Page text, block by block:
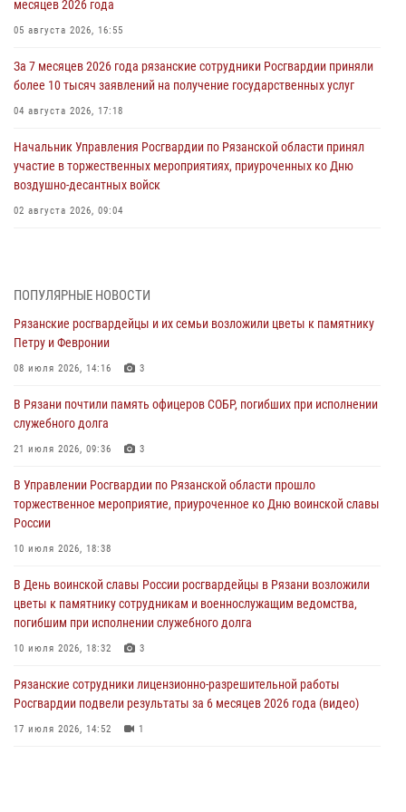
месяцев 2026 года
05 августа 2026, 16:55
За 7 месяцев 2026 года рязанские сотрудники Росгвардии приняли
более 10 тысяч заявлений на получение государственных услуг
04 августа 2026, 17:18
Начальник Управления Росгвардии по Рязанской области принял
участие в торжественных мероприятиях, приуроченных ко Дню
воздушно-десантных войск
02 августа 2026, 09:04
Для детей рязанских росгвардейцев в историческом музее провели
экскурсию по экспозиции, посвящённой губернской эпохе
В Управлении Росгвардии по Рязанской области состоялось
награждение военнослужащих государственными наградами
Рязанским росгвардейцам провели лекции о Крещении Руси
гражданства Российской Федерации за нарушение
законодательства
27 июля 2026, 15:26
ПОПУЛЯРНЫЕ НОВОСТИ
Рязанские росгвардейцы и их семьи возложили цветы к памятнику
Петру и Февронии
08 июля 2026, 14:16 3
В Рязани почтили память офицеров СОБР, погибших при исполнении
служебного долга
21 июля 2026, 09:36 3
В Управлении Росгвардии по Рязанской области прошло
торжественное мероприятие, приуроченное ко Дню воинской славы
России
10 июля 2026, 18:38
В День воинской славы России росгвардейцы в Рязани возложили
цветы к памятнику сотрудникам и военнослужащим ведомства,
погибшим при исполнении служебного долга
10 июля 2026, 18:32 3
Рязанские сотрудники лицензионно-разрешительной работы
Росгвардии подвели результаты за 6 месяцев 2026 года (видео)
17 июля 2026, 14:52 1